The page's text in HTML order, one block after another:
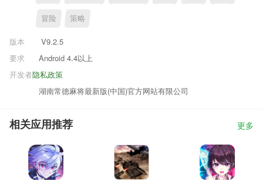
冒险 策略
版本
V9.2.5
要求
Android 4.4以上
隐私政策
开发者
湖南常德麻将最新版(中国)官方网站有限公司
相关应用推荐 更多